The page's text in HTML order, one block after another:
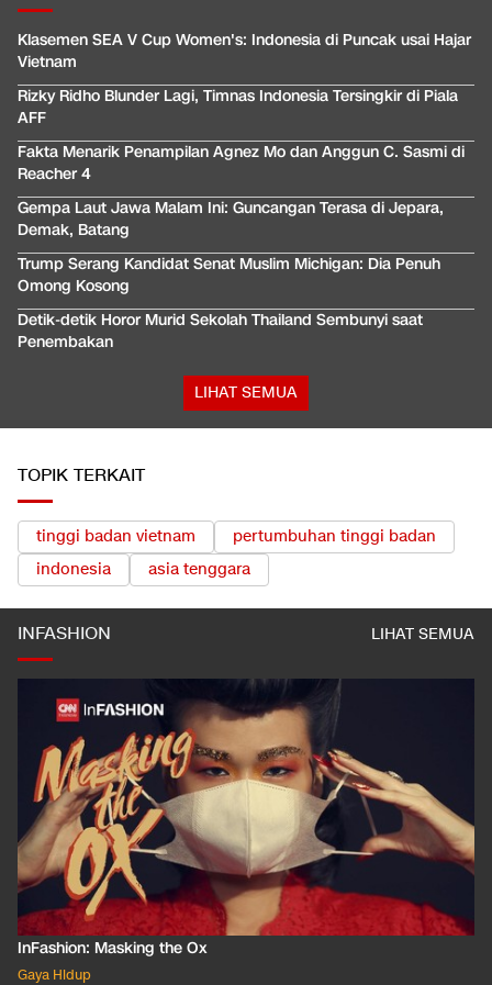
Klasemen SEA V Cup Women's: Indonesia di Puncak usai Hajar
Vietnam
Rizky Ridho Blunder Lagi, Timnas Indonesia Tersingkir di Piala
AFF
Fakta Menarik Penampilan Agnez Mo dan Anggun C. Sasmi di
Reacher 4
Gempa Laut Jawa Malam Ini: Guncangan Terasa di Jepara,
Demak, Batang
Trump Serang Kandidat Senat Muslim Michigan: Dia Penuh
Omong Kosong
Detik-detik Horor Murid Sekolah Thailand Sembunyi saat
Penembakan
LIHAT SEMUA
TOPIK TERKAIT
tinggi badan vietnam
pertumbuhan tinggi badan
indonesia
asia tenggara
INFASHION LIHAT SEMUA
InFashion: Masking the Ox
Gaya Hidup